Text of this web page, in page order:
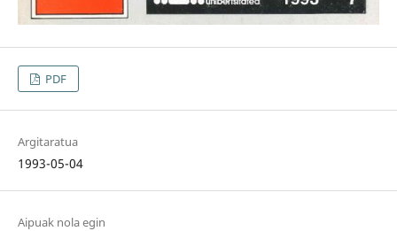
PDF
Argitaratua
1993-05-04
Aipuak nola egin